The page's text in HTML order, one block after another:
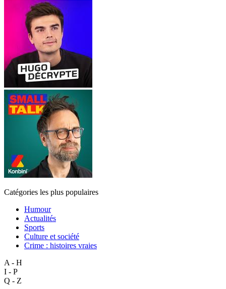
Catégories les plus populaires
Humour
Actualités
Sports
Culture et société
Crime : histoires vraies
A - H
I - P
Q - Z